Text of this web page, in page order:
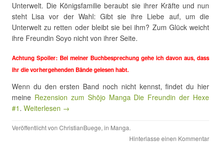
Unterwelt. Die Königsfamilie beraubt sie ihrer Kräfte und nun
steht Lisa vor der Wahl: Gibt sie ihre Liebe auf, um die
Unterwelt zu retten oder bleibt sie bei ihm? Zum Glück weicht
ihre Freundin Soyo nicht von ihrer Seite.
Achtung Spoiler: Bei meiner Buchbesprechung gehe ich davon aus, dass
ihr die vorhergehenden Bände gelesen habt.
Wenn du den ersten Band noch nicht kennst, findet du hier
meine Rezension zum Shōjo Manga Die Freundin der Hexe
#1 . Weiterlesen →
Veröffentlicht von ChristianBuege, in Manga.
Hinterlasse einen Kommentar